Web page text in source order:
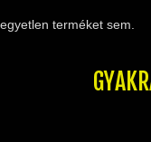
terméket sem.